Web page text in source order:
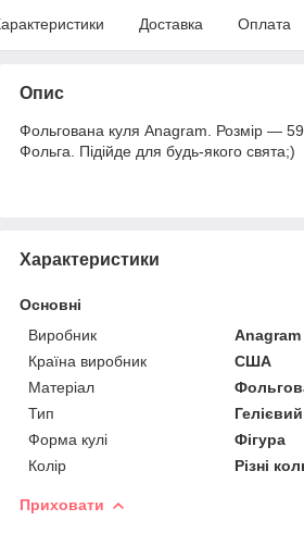
Доставка Оплата
Опис
Фольгована куля Anagram. Розмір —
Фольга. Підійде для будь-якого свята;)
Характеристики
Основні
Виробник
Anagram
Країна виробник
США
Матеріал
Тип
Гелієвий
Форма кулі
Фігура
Колір
Різні
Приховати